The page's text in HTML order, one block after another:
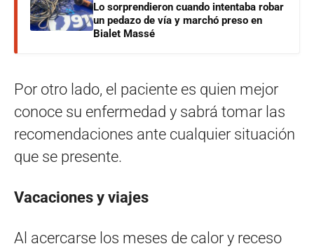
Lo sorprendieron cuando intentaba robar
un pedazo de vía y marchó preso en
Bialet Massé
Por otro lado, el paciente es quien mejor
conoce su enfermedad y sabrá tomar las
recomendaciones ante cualquier situación
que se presente.
Vacaciones y viajes
Al acercarse los meses de calor y receso